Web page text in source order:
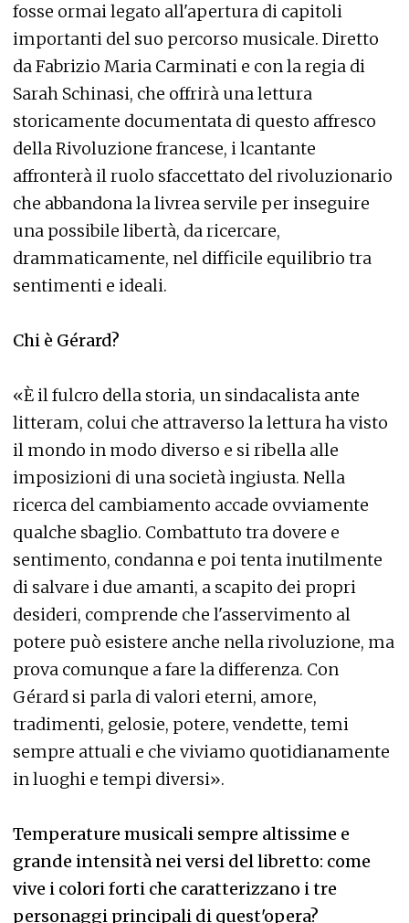
fosse ormai legato all'apertura di capitoli
importanti del suo percorso musicale. Diretto
da Fabrizio Maria Carminati e con la regia di
Sarah Schinasi, che offrirà una lettura
storicamente documentata di questo affresco
della Rivoluzione francese, i lcantante
affronterà il ruolo sfaccettato del rivoluzionario
che abbandona la livrea servile per inseguire
una possibile libertà, da ricercare,
drammaticamente, nel difficile equilibrio tra
sentimenti e ideali.
Chi è Gérard?
«È il fulcro della storia, un sindacalista ante
litteram, colui che attraverso la lettura ha visto
il mondo in modo diverso e si ribella alle
imposizioni di una società ingiusta. Nella
ricerca del cambiamento accade ovviamente
qualche sbaglio. Combattuto tra dovere e
sentimento, condanna e poi tenta inutilmente
di salvare i due amanti, a scapito dei propri
desideri, comprende che l'asservimento al
potere può esistere anche nella rivoluzione, ma
prova comunque a fare la differenza. Con
Gérard si parla di valori eterni, amore,
tradimenti, gelosie, potere, vendette, temi
sempre attuali e che viviamo quotidianamente
in luoghi e tempi diversi».
Temperature musicali sempre altissime e
grande intensità nei versi del libretto: come
vive i colori forti che caratterizzano i tre
personaggi principali di quest'opera?